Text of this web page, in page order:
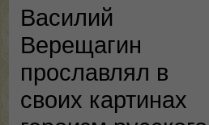
Василий
Верещагин
прославлял в
своих картинах